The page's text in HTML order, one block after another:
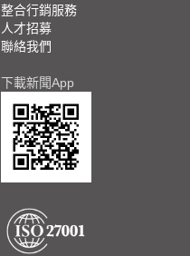
整合行銷服務
人才招募
聯絡我們
下載新聞App